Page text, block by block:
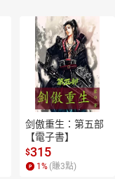
剑傲重生：第五部
【電子書】
$315
1 % (賺3點)